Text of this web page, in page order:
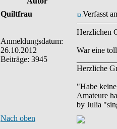
Quiltfrau
Anmeldungsdatum:
26.10.2012
Beiträge: 3945
Verfasst
Herzlichen
War eine
Herzliche
"Habe
Amateure
by Julia
Nach oben